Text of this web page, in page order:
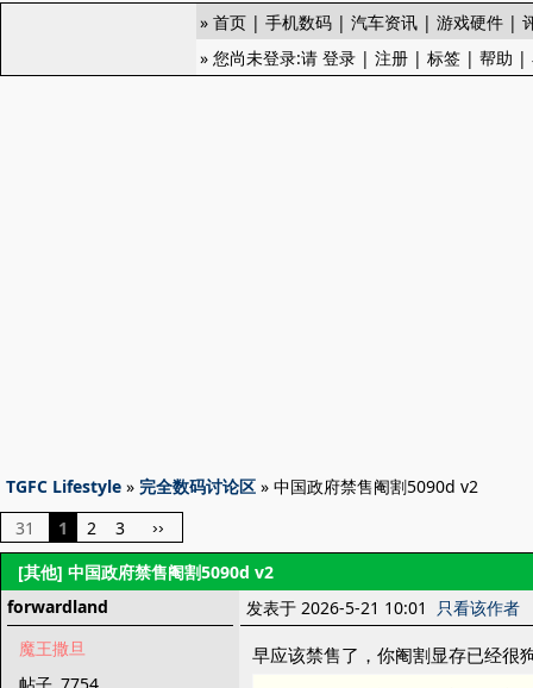
» 首页 | 手机数码 | 汽车资讯 | 游戏硬件 |
» 您尚未登录:请 登录 | 注册 | 标签 | 帮助 |
TGFC Lifestyle » 完全数码讨论区 » 中国政府禁售阉割5090d v2
31
1 2 3 ››
[其他] 中国政府禁售阉割5090d v2
forwardland
魔王撒旦
发表于 2026-5-21 10:01 只看该作者
早应该禁售了，你阉割显存已经很